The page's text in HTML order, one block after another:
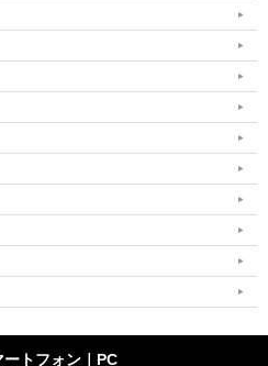
トフォン｜ PC